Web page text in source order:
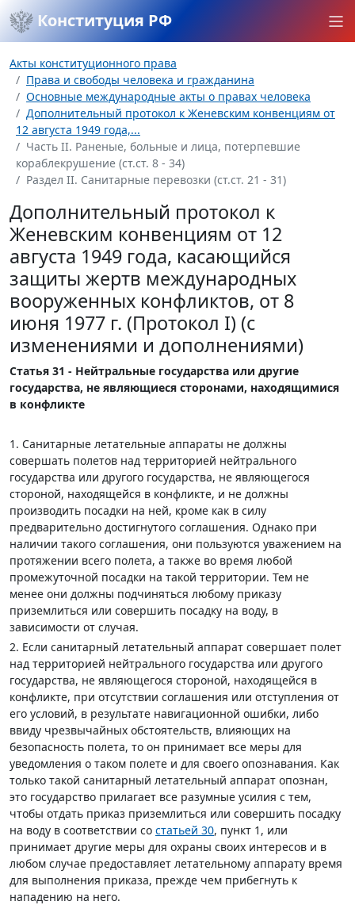
Конституция РФ
Акты конституционного права
Права и свободы человека и гражданина
Основные международные акты о правах человека
Дополнительный протокол к Женевским конвенциям от
12 августа 1949 года,...
Часть II. Раненые, больные и лица, потерпевшие
кораблекрушение (ст.ст. 8 - 34)
Раздел II. Санитарные перевозки (ст.ст. 21 - 31)
Дополнительный протокол к
Женевским конвенциям от 12
августа 1949 года, касающийся
защиты жертв международных
вооруженных конфликтов, от 8
июня 1977 г. (Протокол I) (с
изменениями и дополнениями)
Статья 31 - Нейтральные государства или другие
государства, не являющиеся сторонами, находящимися
в конфликте
1. Санитарные летательные аппараты не должны
совершать полетов над территорией нейтрального
государства или другого государства, не являющегося
стороной, находящейся в конфликте, и не должны
производить посадки на ней, кроме как в силу
предварительно достигнутого соглашения. Однако при
наличии такого соглашения, они пользуются уважением на
протяжении всего полета, а также во время любой
промежуточной посадки на такой территории. Тем не
менее они должны подчиняться любому приказу
приземлиться или совершить посадку на воду, в
зависимости от случая.
2. Если санитарный летательный аппарат совершает полет
над территорией нейтрального государства или другого
государства, не являющегося стороной, находящейся в
конфликте, при отсутствии соглашения или отступления от
его условий, в результате навигационной ошибки, либо
ввиду чрезвычайных обстоятельств, влияющих на
безопасность полета, то он принимает все меры для
уведомления о таком полете и для своего опознавания. Как
только такой санитарный летательный аппарат опознан,
это государство прилагает все разумные усилия с тем,
чтобы отдать приказ приземлиться или совершить посадку
на воду в соответствии со статьей 30, пункт 1 , или
принимает другие меры для охраны своих интересов и в
любом случае предоставляет летательному аппарату время
для выполнения приказа, прежде чем прибегнуть к
нападению на него.